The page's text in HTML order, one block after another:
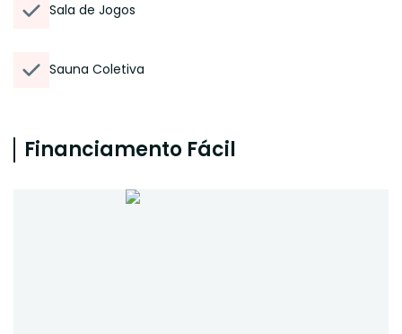
Sala de Jogos
Sauna Coletiva
Financiamento Fácil